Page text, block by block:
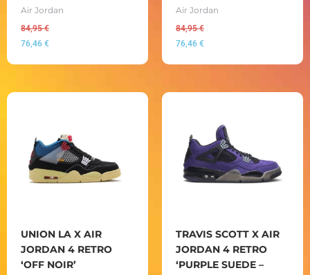
Air Jordan
84,95€
76,46 €
Air Jordan
84,95€
76,46 €
UNION LA X AIR
JORDAN 4 RETRO
‘OFF NOIR’
TRAVIS SCOTT X AIR
JORDAN 4 RETRO
‘PURPLE SUEDE –